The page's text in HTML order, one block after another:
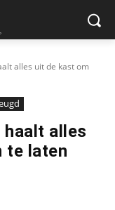
alles uit de kast om
haalt alles
te laten